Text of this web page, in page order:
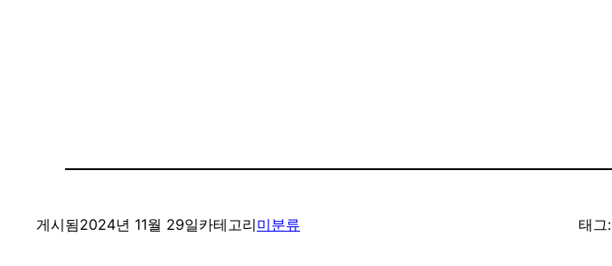
게시됨2024년 11월 29일카테고리미분류 태그: